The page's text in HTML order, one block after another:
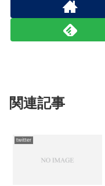
関連記事
twitter